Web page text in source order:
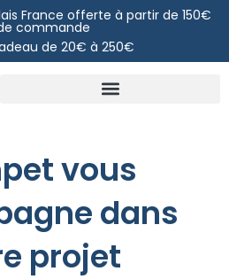
France offerte à partir de 150€
commande
de 20€ à 250€
vous
dans
projet​